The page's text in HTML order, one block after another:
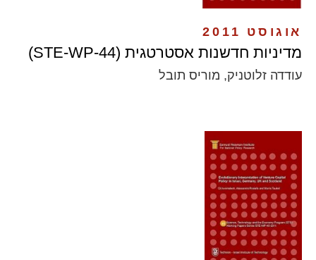
אוגוסט 2011
מדיניות חדשנות אסטרטגית (STE-WP-44)
עודדה זלוטניק, מוריס תובל